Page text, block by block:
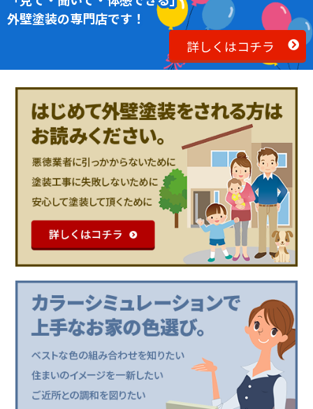
外壁塗装の専門店です！
詳しくはコチラ